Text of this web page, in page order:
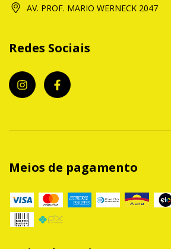
AV. PROF. MARIO WERNECK 2047
Redes Sociais
Meios de pagamento